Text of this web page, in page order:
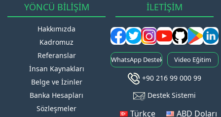
SSD Disk, Yüksek Performans
YÖNCÜ BİLİŞİM
Hakkımızda
Kadromuz
Referanslar
İnsan Kaynakları
Belge ve İzinler
Banka Hesapları
Sözleşmeler
İLETİŞİM
WhatsApp Destek Video Eğitim
+90 216 99 000 99
Destek Sistemi
Türkçe ABD Doları